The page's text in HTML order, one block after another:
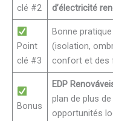
clé #2
d’électricité
Point
clé #3
Bonne
(isolation,
confort et des
Bonus
EDP
plan de plus de
opportunités